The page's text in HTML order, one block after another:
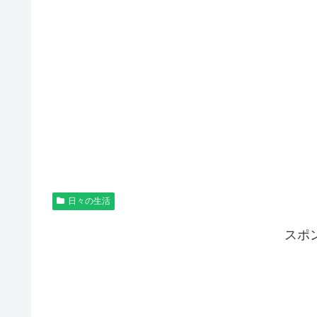
日々の生活
スポ